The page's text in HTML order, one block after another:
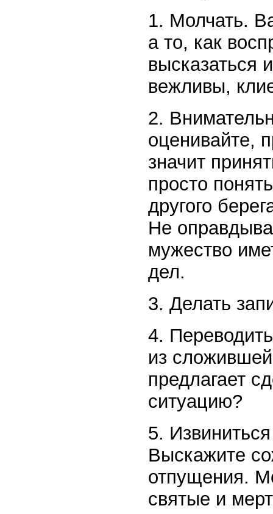
1. Молчать.
а то, как
высказаться
вежливы,
2.
оценивайте,
значит
просто
другого
Не
мужество
дел.
3. Делать
4.
из
предлагает
ситуацию?
5.
Выскажите
отпущения.
святые и